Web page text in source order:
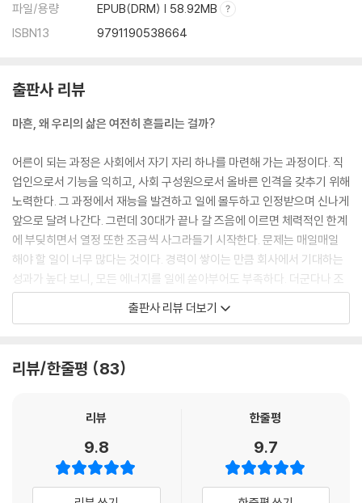
파일/용량
EPUB(DRM) | 58.92MB
ISBN13
9791190538664
출판사 리뷰
마흔, 왜 우리의 삶은 여전히 흔들리는 걸까?
어른이 되는 과정은 사회에서 자기 자리 하나를 마련해 가는 과정이다. 직
업인으로서 기능을 익히고, 사회 구성원으로서 올바른 인격을 갖추기 위해
노력한다. 그 과정에서 재능을 발견하고 일에 몰두하고 인정받으며 신나게
앞으로 달려 나간다. 그런데 30대가 끝나 갈 즈음에 이르면 체력적인 한계
에 부딪히면서 열정 또한 조금씩 사그라들기 시작한다. 문제는 매일매일
해야 할 일이 너무 많다는 것이다. 경력이 쌓이는 만큼 회사에서 기대하는
성과가 높다 보니, 모든 에너지를 일에 쏟아부어도 부족하다. 더군다나 조
직의 허리가 되어 위에서 치이고 아래에서 들볶이며 인간관계에서 오는 스
트레스도 감내해야 한다. 집에서는 아직 어린아이들이 엄마만 찾고, 쌓인
어디에 있나 싶은 것이다. 게다가 오늘 열심히 한 그 일을 내일도 똑같이 열
그쯤 되면 삶 전체가 벗어날 수 없는 덫처럼 느껴지게 마련이다. 쳇바퀴 같
무엇을 위해 지금까지 달려 온 걸까?” 그래서 정신분석가 칼 융은 ‘마흔이
되면 마음에 지진이 일어난다’라고 말하기도 했다.
출판사 리뷰 더보기
리뷰/한줄평 83
리뷰
9.8
한줄평
9.7